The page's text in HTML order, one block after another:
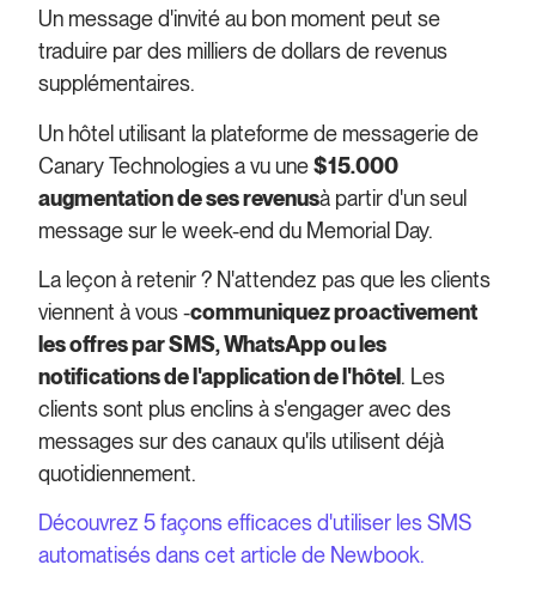
Un message d'invité au bon moment peut se
traduire par des milliers de dollars de revenus
supplémentaires.
Un hôtel utilisant la plateforme de messagerie de
Canary Technologies a vu une$15.000
augmentation de ses revenusà partir d'un seul
message sur le week-end du Memorial Day.
La leçon à retenir ? N'attendez pas que les clients
viennent à vous -communiquez proactivement
les offres par SMS, WhatsApp ou les
notifications de l'application de l'hôtel . Les
clients sont plus enclins à s'engager avec des
messages sur des canaux qu'ils utilisent déjà
quotidiennement.
Découvrez 5 façons efficaces d'utiliser les SMS
automatisés dans cet article de Newbook.